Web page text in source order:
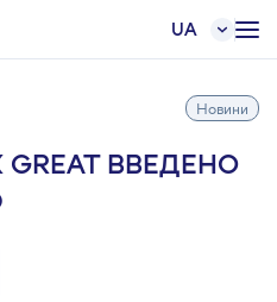
UA
Новини
ВВЕДЕНО